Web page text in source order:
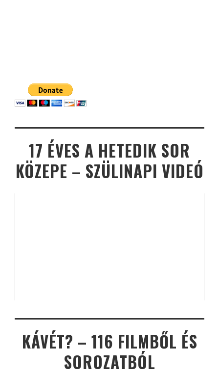
17 ÉVES A HETEDIK SOR
KÖZEPE – SZÜLINAPI VIDEÓ
KÁVÉT? – 116 FILMBŐL ÉS
SOROZATBÓL